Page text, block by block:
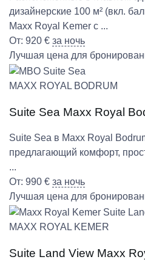
дизайнерские 100 м² (вкл.
Maxx Royal Kemer с ...
От: 920 € за ночь
Лучшая цена для
MAXX ROYAL BODRUM
Suite Sea Maxx Royal
Suite Sea в Maxx Royal
предлагающий комфорт,
...
От: 990 € за ночь
Лучшая цена для
MAXX ROYAL KEMER
Suite Land View Maxx